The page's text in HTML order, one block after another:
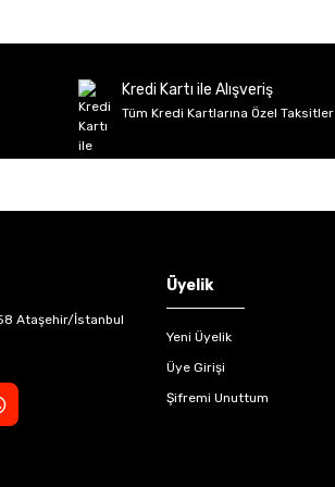
Kredi Kartı ile Alışveriş
Tüm Kredi Kartlarına Özel Taksitler
Ataşehir/İstanbul
Üyelik
Yeni Üyelik
Üye Girişi
Şifremi Unuttum